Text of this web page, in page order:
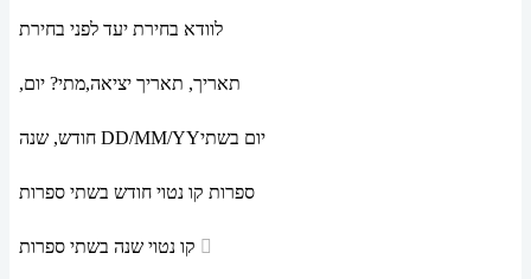
לוודא בחירת יעד לפני בחירת
תאריך, תאריך יציאה,מתי? יום,
DD/MM/YYיום בשתי
ספרות קו נטוי חודש בשתי ספרות